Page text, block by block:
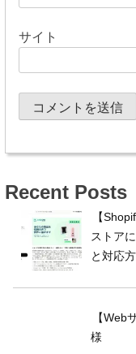
サイト
Recent Posts
【
ストア
と対応
【Web
様